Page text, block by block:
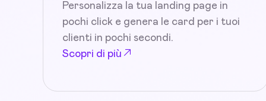
Personalizza la tua landing page in
pochi click e genera le card per i tuoi
clienti in pochi secondi.
Scopri di più